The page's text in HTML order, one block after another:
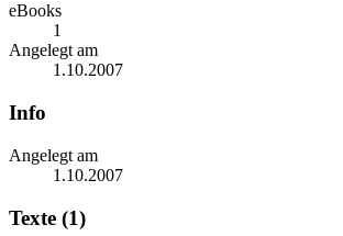
eBooks
1
Angelegt am
1.10.2007
Info
Angelegt am
1.10.2007
Texte (1)